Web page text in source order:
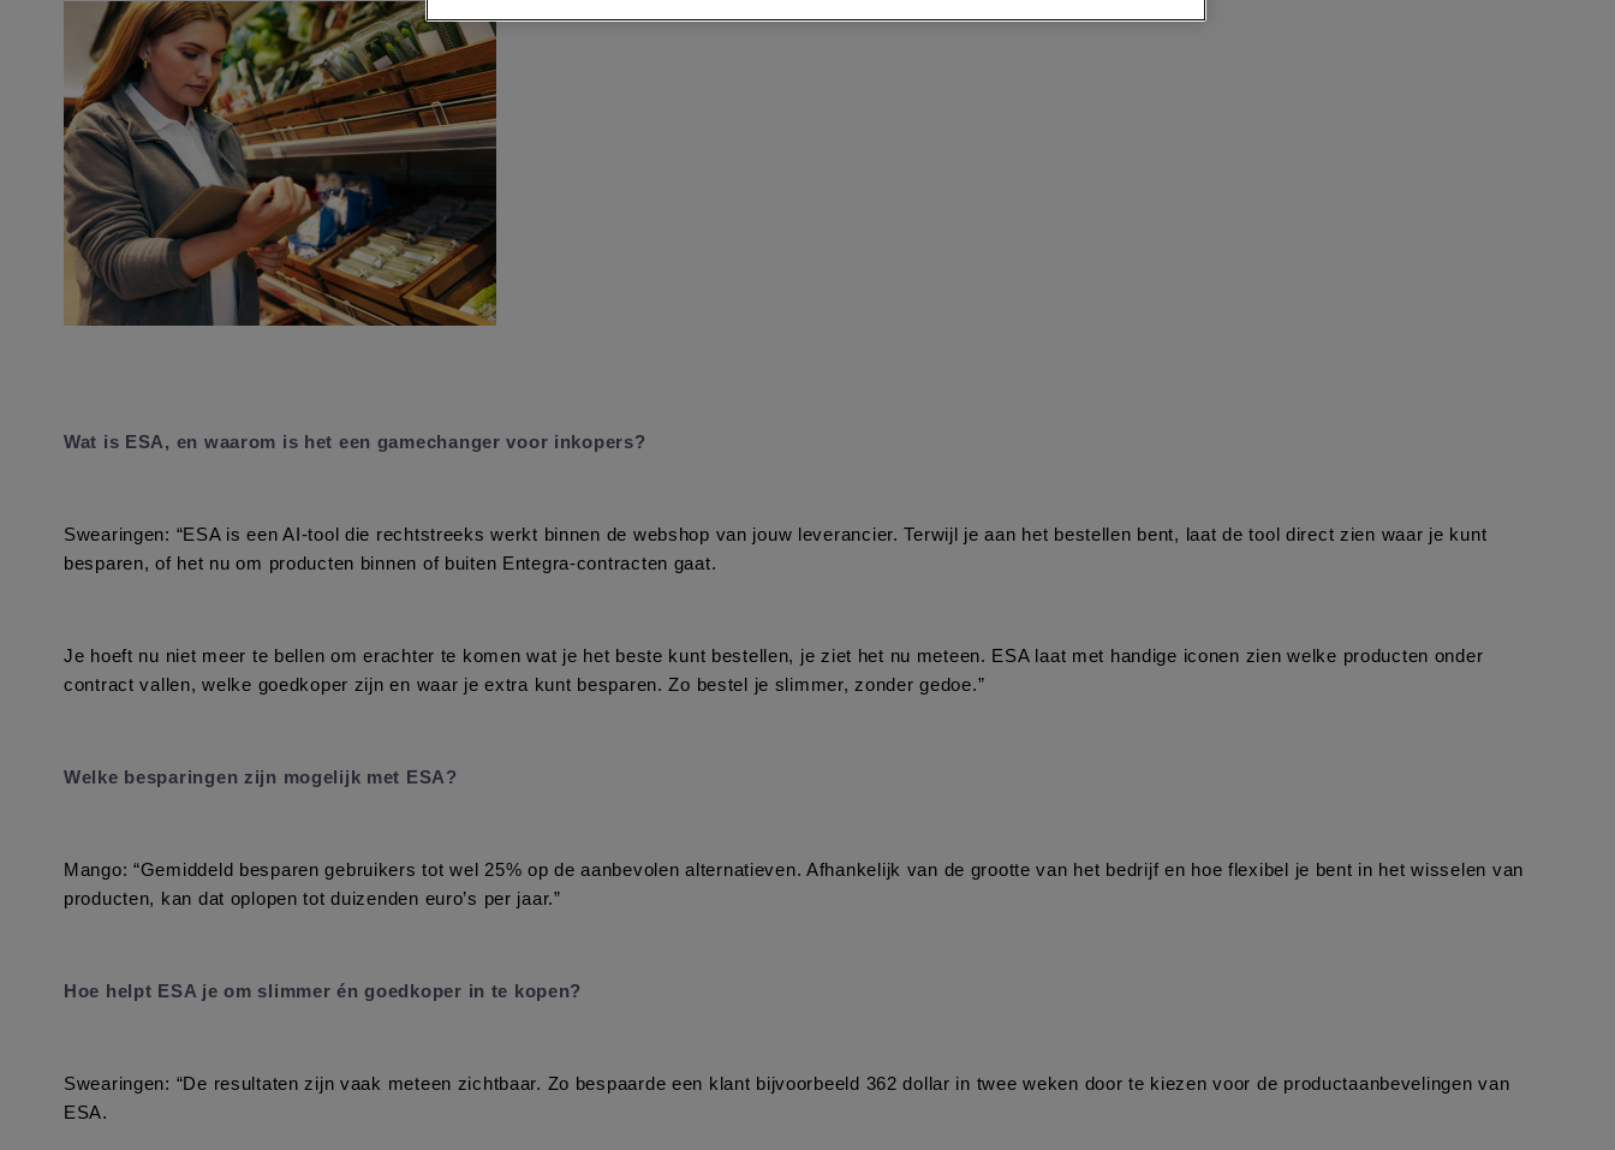
Wat is ESA, en waarom is het een gamechanger voor inkopers?
Swearingen: “ESA is een AI-tool die rechtstreeks werkt binnen de webshop van jouw leverancier. Terwijl je aan het bestellen bent, laat de tool direct zien waar je kunt
besparen, of het nu om producten binnen of buiten Entegra-contracten gaat.
Je hoeft nu niet meer te bellen om erachter te komen wat je het beste kunt bestellen, je ziet het nu meteen. ESA laat met handige iconen zien welke producten onder
contract vallen, welke goedkoper zijn en waar je extra kunt besparen. Zo bestel je slimmer, zonder gedoe.”
Welke besparingen zijn mogelijk met ESA?
Mango: “Gemiddeld besparen gebruikers tot wel 25% op de aanbevolen alternatieven. Afhankelijk van de grootte van het bedrijf en hoe flexibel je bent in het wisselen van
producten, kan dat oplopen tot duizenden euro’s per jaar.”
Hoe helpt ESA je om slimmer én goedkoper in te kopen?
Swearingen: “De resultaten zijn vaak meteen zichtbaar. Zo bespaarde een klant bijvoorbeeld 362 dollar in twee weken door te kiezen voor de productaanbevelingen van
ESA.